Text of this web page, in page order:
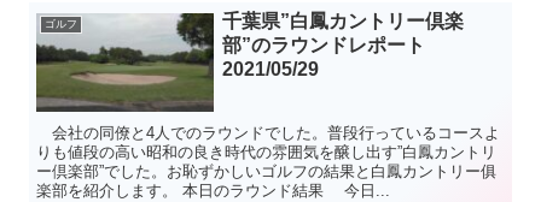
ゴルフ
千葉県”白鳳カントリー倶楽
部”のラウンドレポート
2021/05/29
会社の同僚と4人でのラウンドでした。普段行っているコースよ
りも値段の高い昭和の良き時代の雰囲気を醸し出す”白鳳カントリ
ー倶楽部”でした。お恥ずかしいゴルフの結果と白鳳カントリー俱
楽部を紹介します。 本日のラウンド結果 今日...